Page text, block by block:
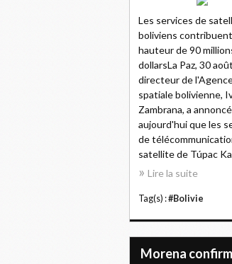
Les services de
boliviens
hauteur de 90
dollarsLa Paz, 30
directeur de
spatiale bolivienne,
Zambrana, a annoncé
aujourd'hui que les
de
satellite de Túpac
Lire la suite
Tag(s) :#Bolivie
Morena